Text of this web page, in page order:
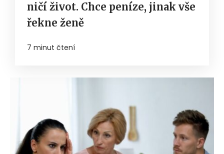
ničí život. Chce peníze, jinak vše
řekne ženě
7 minut čtení